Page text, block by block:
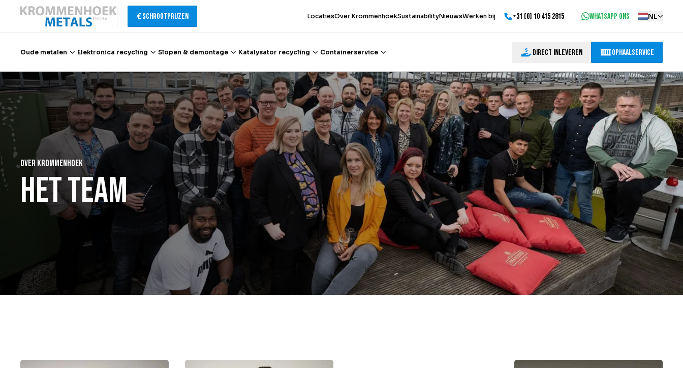
Schrootprijzen LocatiesOver KrommenhoekSustainabilityNieuwsWerken bij +31 (0) 10 415 2815 WhatsApp ons NL
Oude metalen Elektronica recycling Slopen & demontage Katalysator recycling Containerservice Direct inleveren Ophaalservice
Oude metalen
Elektronica recycling
Slopen & demontage
Katalysator recycling
Containerservice
Over krommenhoek
Het team